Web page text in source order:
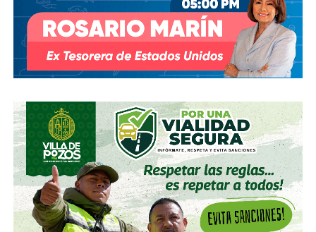
También lee:Diputada pide poner un alto a la empresa de
El Realito